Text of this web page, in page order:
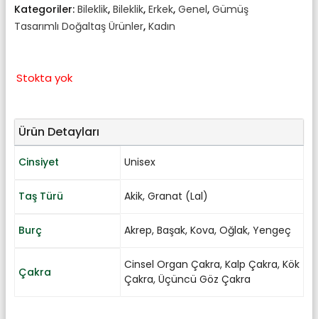
Kategoriler: Bileklik, Bileklik, Erkek, Genel, Gümüş
Tasarımlı Doğaltaş Ürünler, Kadın
Stokta yok
Ürün Detayları
Cinsiyet Unisex
Taş Türü Akik, Granat (Lal)
Burç Akrep, Başak, Kova, Oğlak, Yengeç
Çakra
Cinsel Organ Çakra, Kalp Çakra, Kök
Çakra, Üçüncü Göz Çakra